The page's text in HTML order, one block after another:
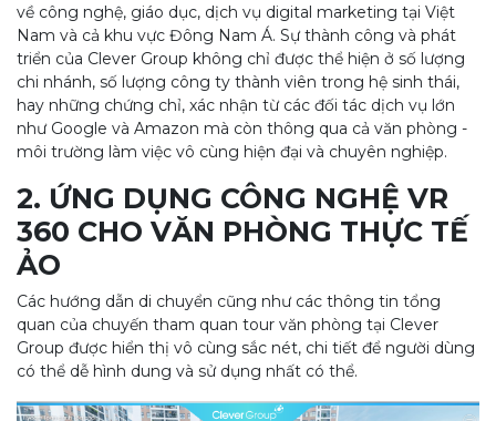
về công nghệ, giáo dục, dịch vụ digital marketing tại Việt
Nam và cả khu vực Đông Nam Á. Sự thành công và phát
triển của Clever Group không chỉ được thể hiện ở số lượng
chi nhánh, số lượng công ty thành viên trong hệ sinh thái,
hay những chứng chỉ, xác nhận từ các đối tác dịch vụ lớn
như Google và Amazon mà còn thông qua cả văn phòng -
môi trường làm việc vô cùng hiện đại và chuyên nghiệp.
2. ỨNG DỤNG CÔNG NGHỆ VR
360 CHO VĂN PHÒNG THỰC TẾ
ẢO
Các hướng dẫn di chuyển cũng như các thông tin tổng
quan của chuyến tham quan tour văn phòng tại Clever
Group được hiển thị vô cùng sắc nét, chi tiết để người dùng
có thể dễ hình dung và sử dụng nhất có thể.